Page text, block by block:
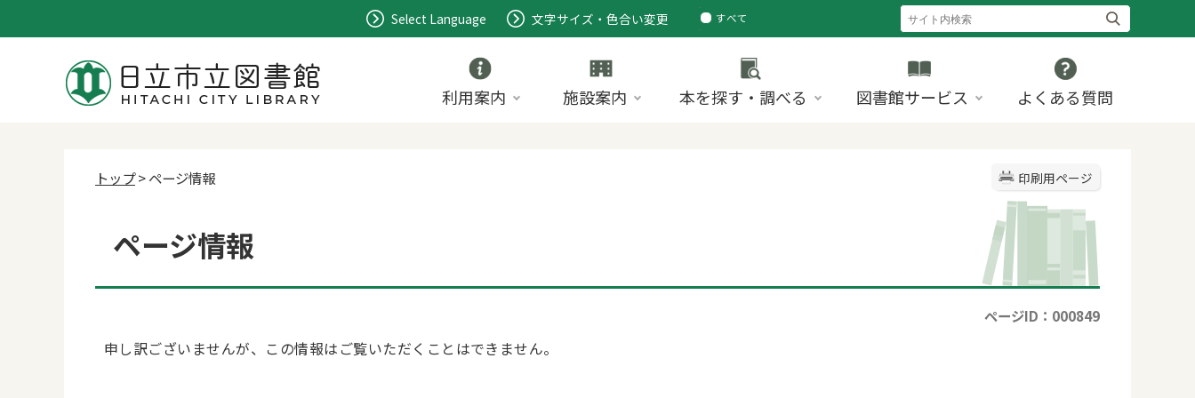
Select Language 文字サイズ・色合い変更
すべて
ページ
利用案内 施設案内 本を探す・調べる 図書館サービス よくある質問
印刷用ページ
トップ> ページ情報
ページ情報
ページID：000849
申し訳ございませんが、この情報はご覧いただくことはできません。